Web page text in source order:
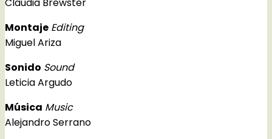
Montaje Editing
Miguel Ariza
Sonido Sound
Leticia Argudo
Música Music
Alejandro Serrano